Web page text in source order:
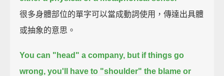
很多身體部位的單字可以當成動詞使用，傳達出具體
或抽象的意思。
You can "head" a company, but if things go
wrong, you'll have to "shoulder" the blame or